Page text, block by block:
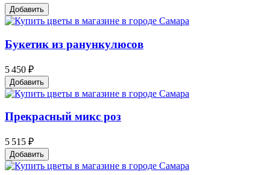
Добавить
Букетик из ранункулюсов
5 450 ₽
Добавить
Прекрасный микс роз
5 515 ₽
Добавить